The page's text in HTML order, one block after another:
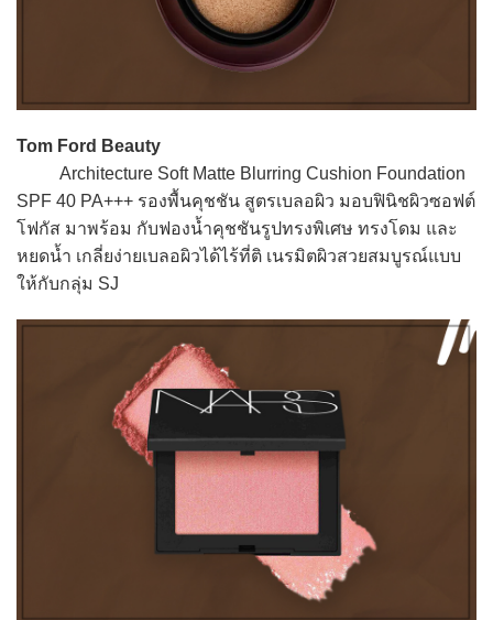
Tom Ford Beauty
Architecture Soft Matte Blurring Cushion Foundation
SPF 40 PA+++ รองพื้นคุชชัน สูตรเบลอผิว มอบฟินิชผิวซอฟต์
โฟกัส มาพร้อม กับฟองน้ำคุชชันรูปทรงพิเศษ ทรงโดม และ
หยดน้ำ เกลี่ยง่ายเบลอผิวได้ไร้ที่ติ เนรมิตผิวสวยสมบูรณ์แบบ
ให้กับกลุ่ม SJ